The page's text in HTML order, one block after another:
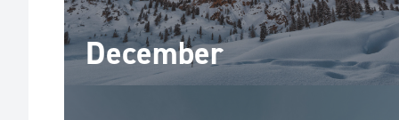
December